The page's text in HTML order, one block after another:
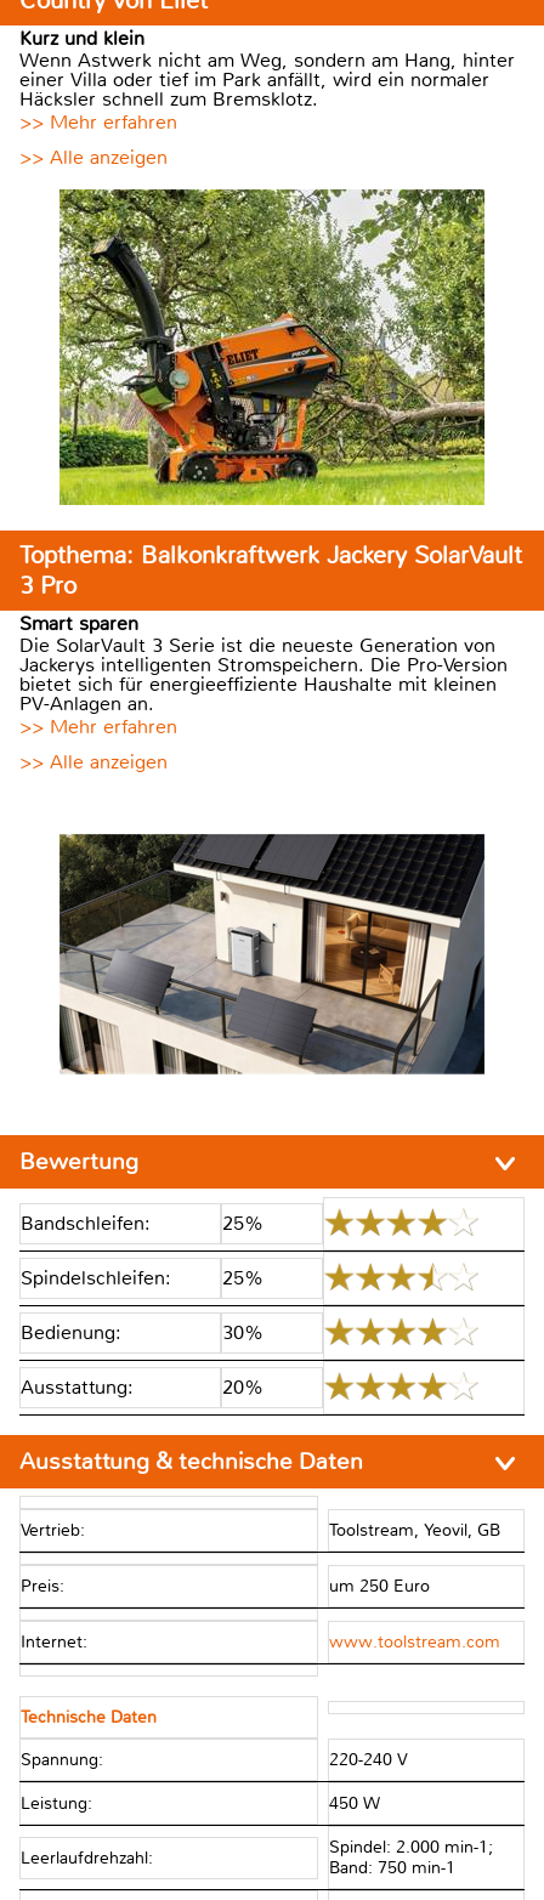
Kurz und klein
Wenn Astwerk nicht am Weg, sondern am Hang, hinter
einer Villa oder tief im Park anfällt, wird ein normaler
Häcksler schnell zum Bremsklotz.
>> Mehr erfahren
>> Alle anzeigen
Topthema: Balkonkraftwerk Jackery SolarVault
3 Pro
Smart sparen
Die SolarVault 3 Serie ist die neueste Generation von
Jackerys intelligenten Stromspeichern. Die Pro-Version
bietet sich für energieeffiziente Haushalte mit kleinen
PV-Anlagen an.
>> Mehr erfahren
>> Alle anzeigen
Bewertung
Bandschleifen: 25%
Spindelschleifen: 25%
Bedienung: 30%
Ausstattung: 20%
Ausstattung & technische Daten
Vertrieb: Toolstream, Yeovil, GB
Preis: um 250 Euro
Internet: www.toolstream.com
Technische Daten
Spannung: 220-240 V
Leistung: 450 W
Leerlaufdrehzahl:
Spindel: 2.000 min-1;
Band: 750 min-1